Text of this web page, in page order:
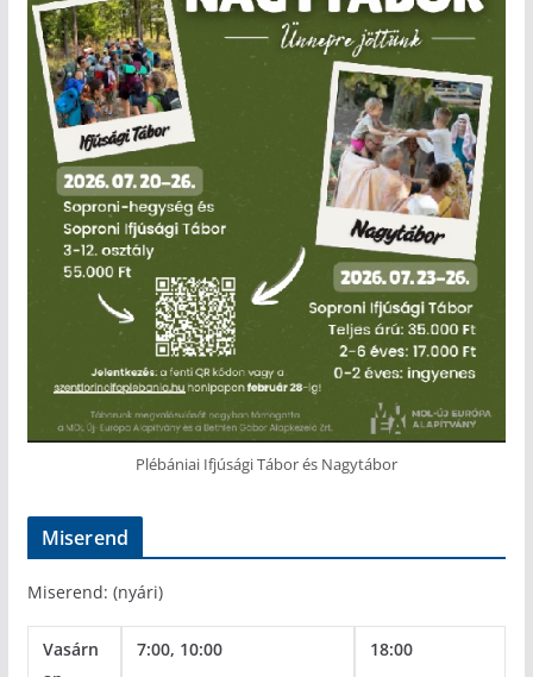
Plébániai Ifjúsági Tábor és Nagytábor
Miserend
Miserend: (nyári)
Vasárn
7:00, 10:00 18:00